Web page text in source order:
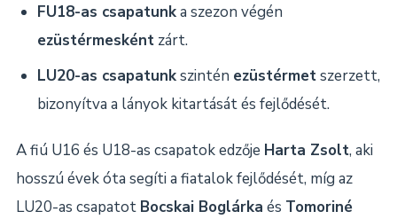
FU18-as csapatunka szezon végén
ezüstérmeskéntzárt.
LU20-as csapatunkszintén ezüstérmetszerzett,
bizonyítva a lányok kitartását és fejlődését.
A fiú U16 és U18-as csapatok edzője Harta Zsolt, aki
hosszú évek óta segíti a fiatalok fejlődését, míg az
LU20-as csapatot Bocskai Boglárka és Tomoriné